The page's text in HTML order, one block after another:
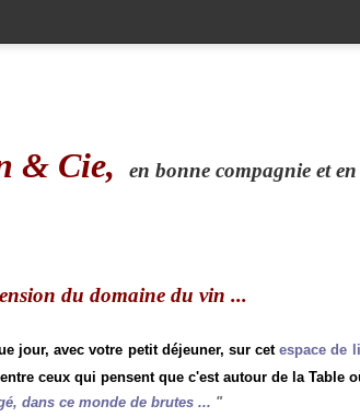
& Cie, en bonne compagnie et
du domaine du vin ...
jour, avec votre petit déjeuner, sur cetespace de
ceux qui pensent que c'est autour de la Table
dans ce monde de brutes ... "